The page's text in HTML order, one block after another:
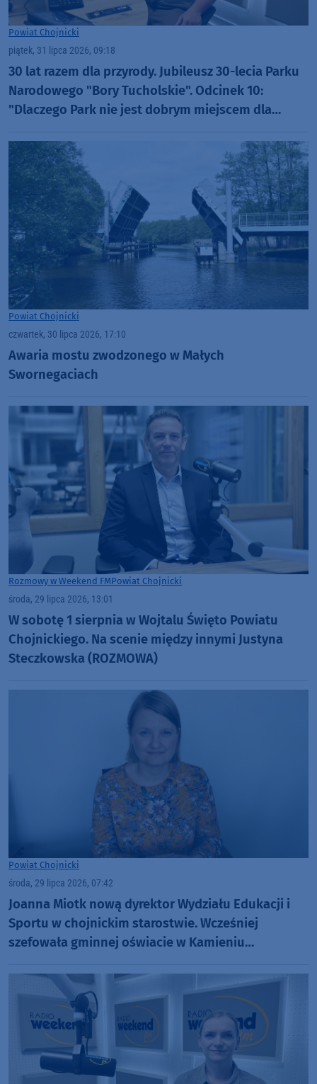
Powiat Chojnicki
piątek, 31 lipca 2026, 09:18
30 lat razem dla przyrody. Jubileusz 30-lecia Parku
Narodowego "Bory Tucholskie". Odcinek 10:
"Dlaczego Park nie jest dobrym miejscem dla
(WIDEO)
Powiat Chojnicki
czwartek, 30 lipca 2026, 17:10
Awaria mostu zwodzonego w Małych
Swornegaciach
Rozmowy w Weekend FMPowiat Chojnicki
środa, 29 lipca 2026, 13:01
W sobotę 1 sierpnia w Wojtalu Święto Powiatu
Chojnickiego. Na scenie między innymi Justyna
Steczkowska (ROZMOWA)
Powiat Chojnicki
środa, 29 lipca 2026, 07:42
Joanna Miotk nową dyrektor Wydziału Edukacji i
Sportu w chojnickim starostwie. Wcześniej
szefowała gminnej oświacie w Kamieniu